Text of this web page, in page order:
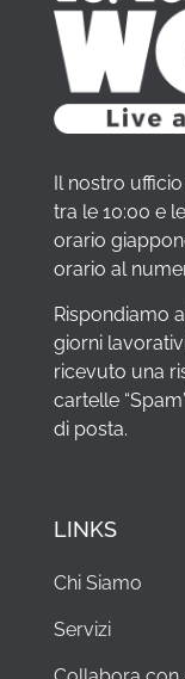
Il nostro
tra le 10:00 e
orario
orario al
Rispondiamo
giorni
ricevuto una
cartelle
di posta.
LINKS
Chi Siamo
Servizi